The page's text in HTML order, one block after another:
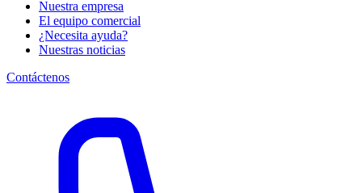
Nuestra empresa
El equipo comercial
¿Necesita ayuda?
Nuestras noticias
Contáctenos